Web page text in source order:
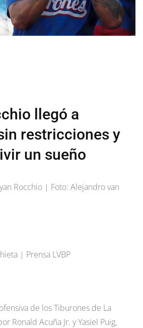
llegó a
restricciones y
un sueño
Rocchio | Foto: Alejandro van
| Prensa LVBP
de los Tiburones de La
Ronald Acuña Jr. y Yasiel Puig,